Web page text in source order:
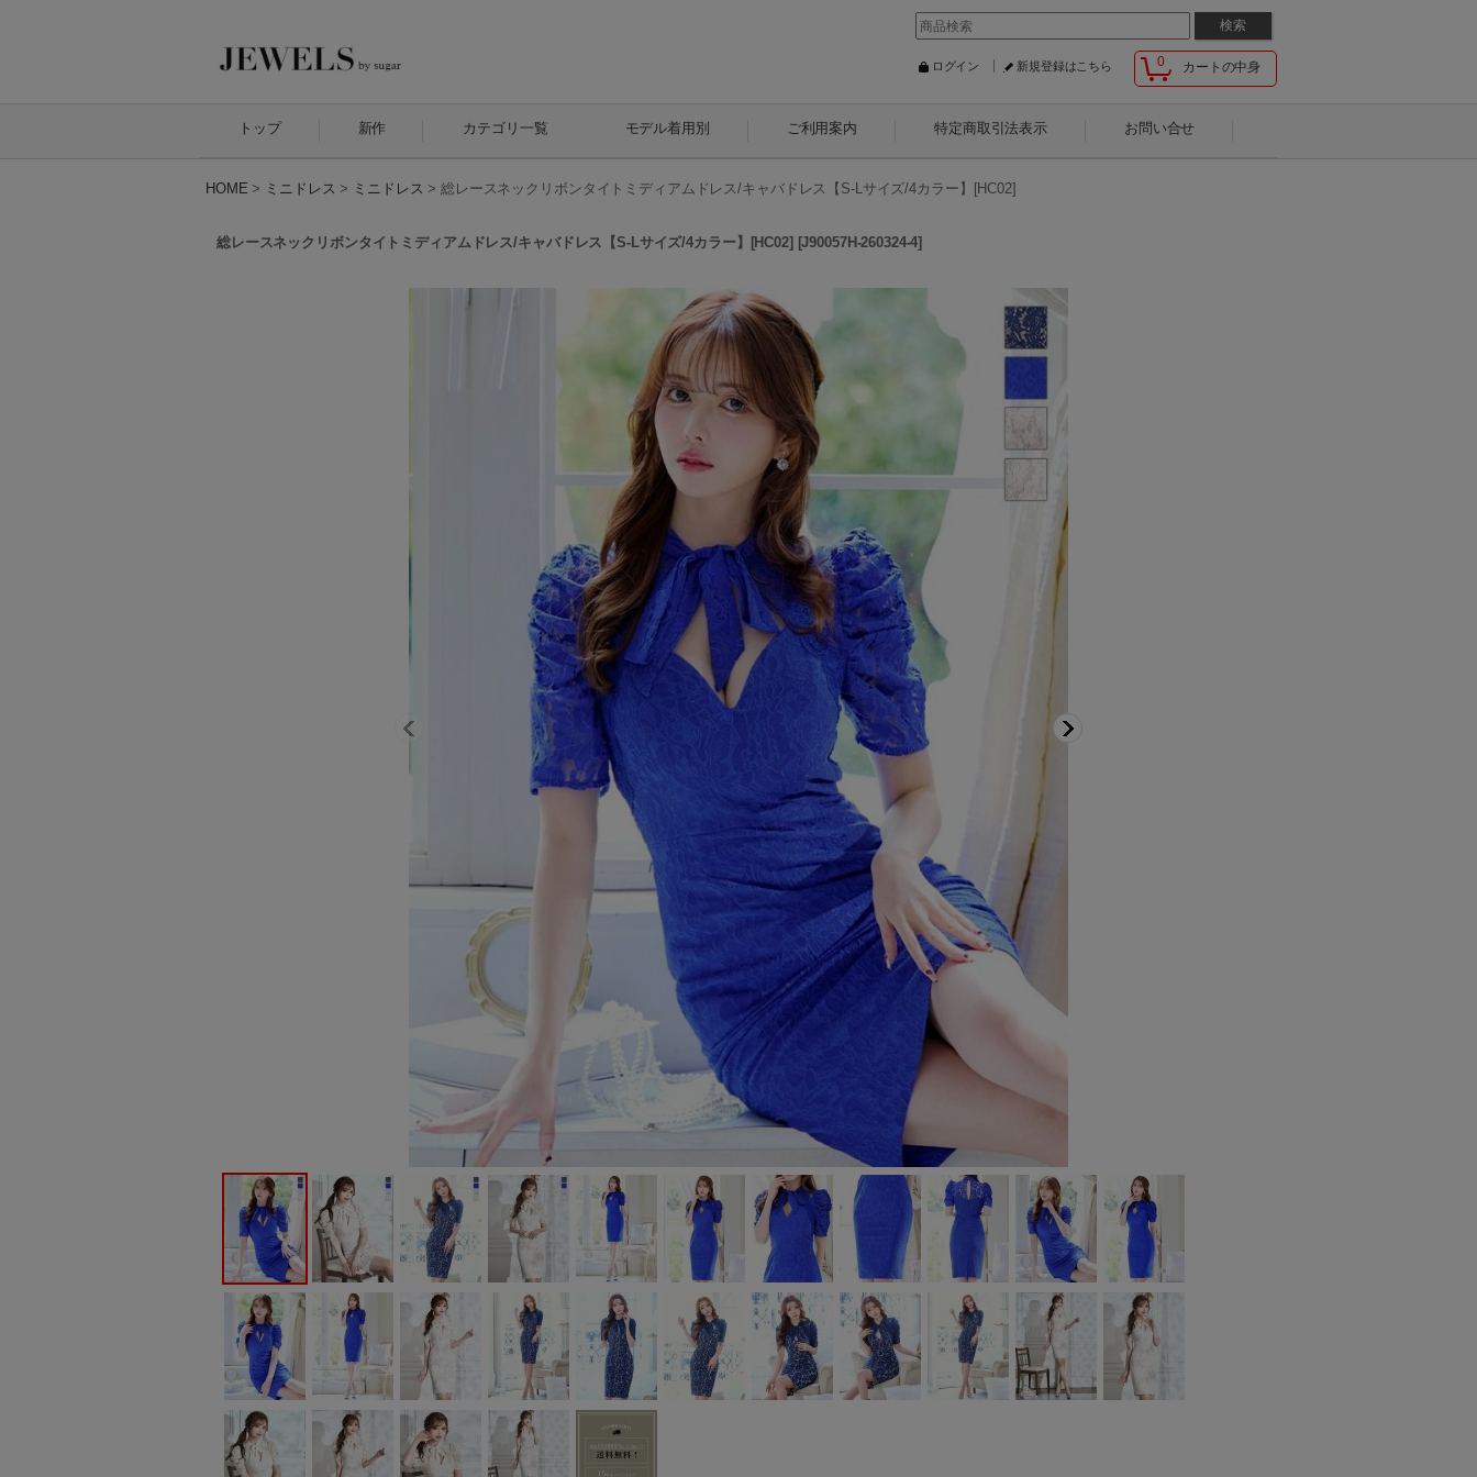
0 カートの中身
ログイン 新規登録はこちら
トップ 新作 カテゴリ一覧 モデル着用別 ご利用案内 特定商取引法表示 お問い合せ
HOME > ミニドレス > ミニドレス > 総レースネックリボンタイトミディアムドレス/キャバドレス【S-Lサイズ/4カラー】[HC02]
総レースネックリボンタイトミディアムドレス/キャバドレス【S-Lサイズ/4カラー】[HC02] [J90057H-260324-4]